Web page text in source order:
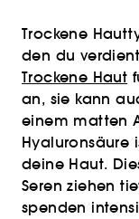
Trockene
den du
Trockene Haut
an, sie kann
einem matten
Hyaluronsäure
deine Haut.
Seren ziehen
spenden